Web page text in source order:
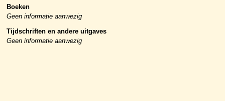
Boeken
Geen informatie aanwezig
Tijdschriften en andere uitgaves
Geen informatie aanwezig